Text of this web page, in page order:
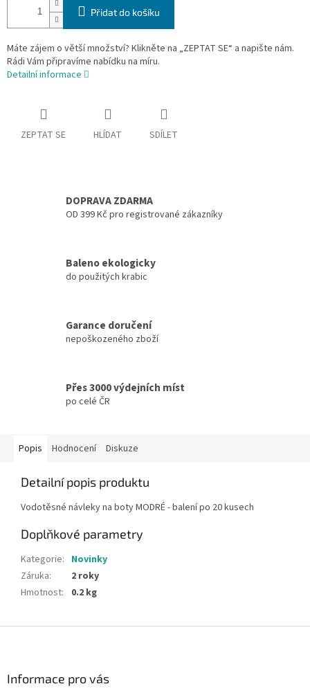
Přidat do košíku
Máte zájem o větší množství? Klikněte na „ZEPTAT SE“ a napište nám.
Rádi Vám připravíme nabídku na míru.
Detailní informace
ZEPTAT SE HLÍDAT SDÍLET
DOPRAVA ZDARMA
OD 399 Kč pro registrované zákazníky
Baleno ekologicky
do použitých krabic
Garance doručení
nepoškozeného zboží
Přes 3000 výdejních míst
po celé ČR
Popis Hodnocení Diskuze
Detailní popis produktu
Vodotěsné návleky na boty MODRÉ - balení po 20 kusech
Doplňkové parametry
Kategorie: Novinky
Záruka:
2 roky
Hmotnost: 0.2 kg
Informace pro vás